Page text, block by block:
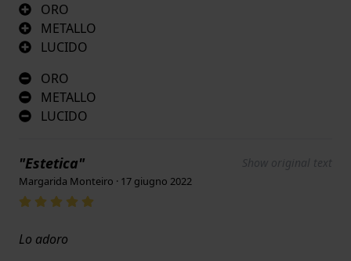
ORO
METALLO
LUCIDO
ORO
METALLO
LUCIDO
"Estetica" Show original text
Margarida Monteiro · 17 giugno 2022
Lo adoro